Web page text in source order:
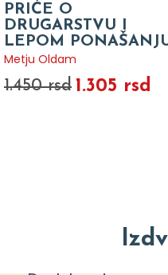
PRIČE O
DRUGARSTVU I
LEPOM
Metju Oldam
1.450 rsd 1.305 rsd